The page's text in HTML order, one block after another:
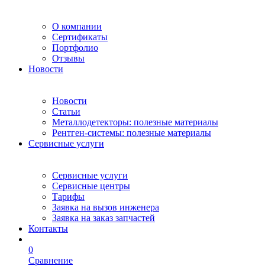
О компании
Сертификаты
Портфолио
Отзывы
Новости
Новости
Статьи
Металлодетекторы: полезные материалы
Рентген-системы: полезные материалы
Сервисные услуги
Сервисные услуги
Сервисные центры
Тарифы
Заявка на вызов инженера
Заявка на заказ запчастей
Контакты
0
Сравнение